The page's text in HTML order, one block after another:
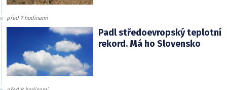
před 7 hodinami
Padl středoevropský teplotní
rekord. Má ho Slovensko